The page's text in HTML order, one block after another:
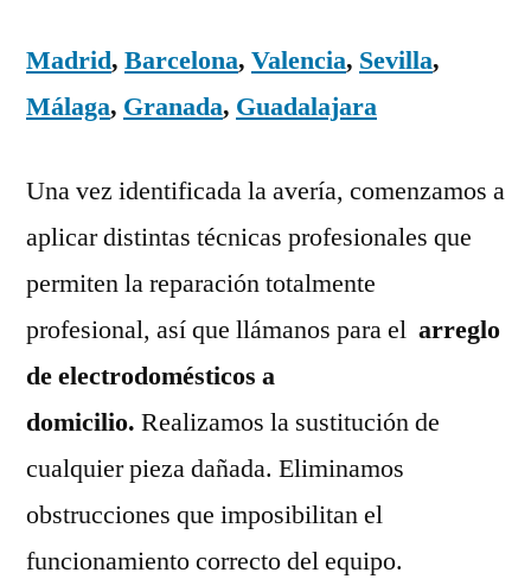
Madrid, Barcelona, Valencia, Sevilla,
Málaga, Granada, Guadalajara
Una vez identificada la avería, comenzamos a
aplicar distintas técnicas profesionales que
permiten la reparación totalmente
profesional, así que llámanos para el arreglo
de electrodomésticos a
domicilio. Realizamos la sustitución de
cualquier pieza dañada. Eliminamos
obstrucciones que imposibilitan el
funcionamiento correcto del equipo.